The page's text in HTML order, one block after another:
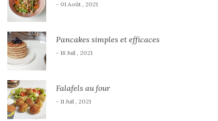
- 01 Août , 2021
Pancakes simples et efficaces
- 18 Juil , 2021
Falafels au four
- 11 Juil , 2021